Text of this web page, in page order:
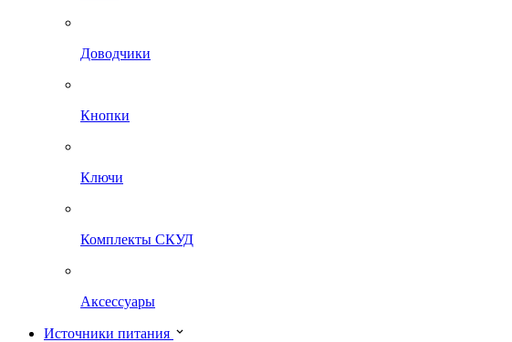
Доводчики
Кнопки
Ключи
Комплекты СКУД
Аксессуары
Источники питания